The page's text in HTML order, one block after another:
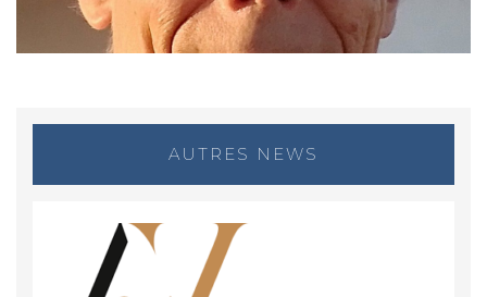
AUTRES NEWS